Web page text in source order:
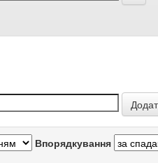
Впорядкування